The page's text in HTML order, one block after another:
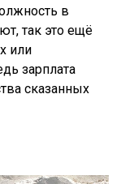
в
так это ещё
или
зарплата
сказанных